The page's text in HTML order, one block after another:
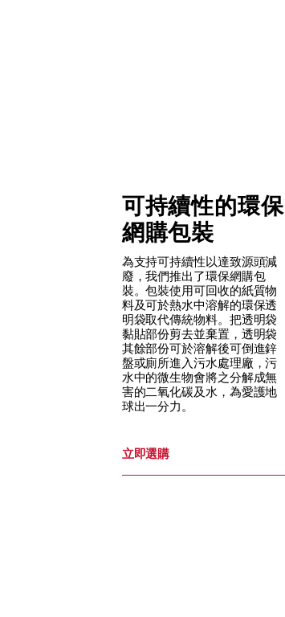
可持續性的環保
網購包裝
為支持可持續性以達致源頭減
廢，我們推出了環保網購包
裝。包裝使用可回收的紙質物
料及可於熱水中溶解的環保透
明袋取代傳統物料。把透明袋
黏貼部份剪去並棄置，透明袋
其餘部份可於溶解後可倒進鋅
盤或廁所進入污水處理廠，污
水中的微生物會將之分解成無
害的二氧化碳及水，為愛護地
球出一分力。
立即選購